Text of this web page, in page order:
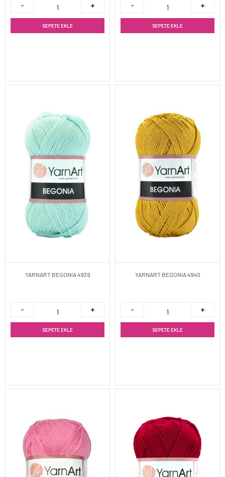
SEPETE EKLE SEPETE EKLE
YARNART BEGONIA 4939
SEPETE EKLE
YARNART BEGONIA 4940
SEPETE EKLE